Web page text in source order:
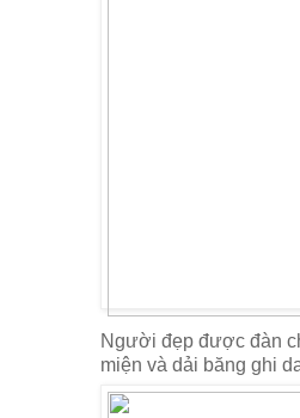
Người đẹp được đàn
miện và dải băng ghi